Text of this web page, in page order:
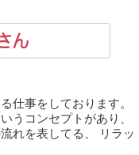
仕事をしております。
うコンセプトがあり、
れを表してる、 リラッ